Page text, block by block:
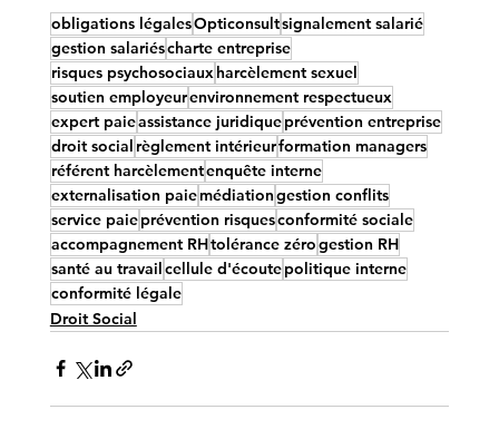
obligations légalesOpticonsultsignalement salarié
gestion salariéscharte entreprise
risques psychosociauxharcèlement sexuel
soutien employeurenvironnement respectueux
expert paieassistance juridiqueprévention entreprise
droit social règlement intérieurformation managers
référent harcèlementenquête interne
externalisation paiemédiationgestion conflits
service paieprévention risquesconformité sociale
accompagnement RHtolérance zérogestion RH
santé au travailcellule d'écoutepolitique interne
conformité légale
Droit Social